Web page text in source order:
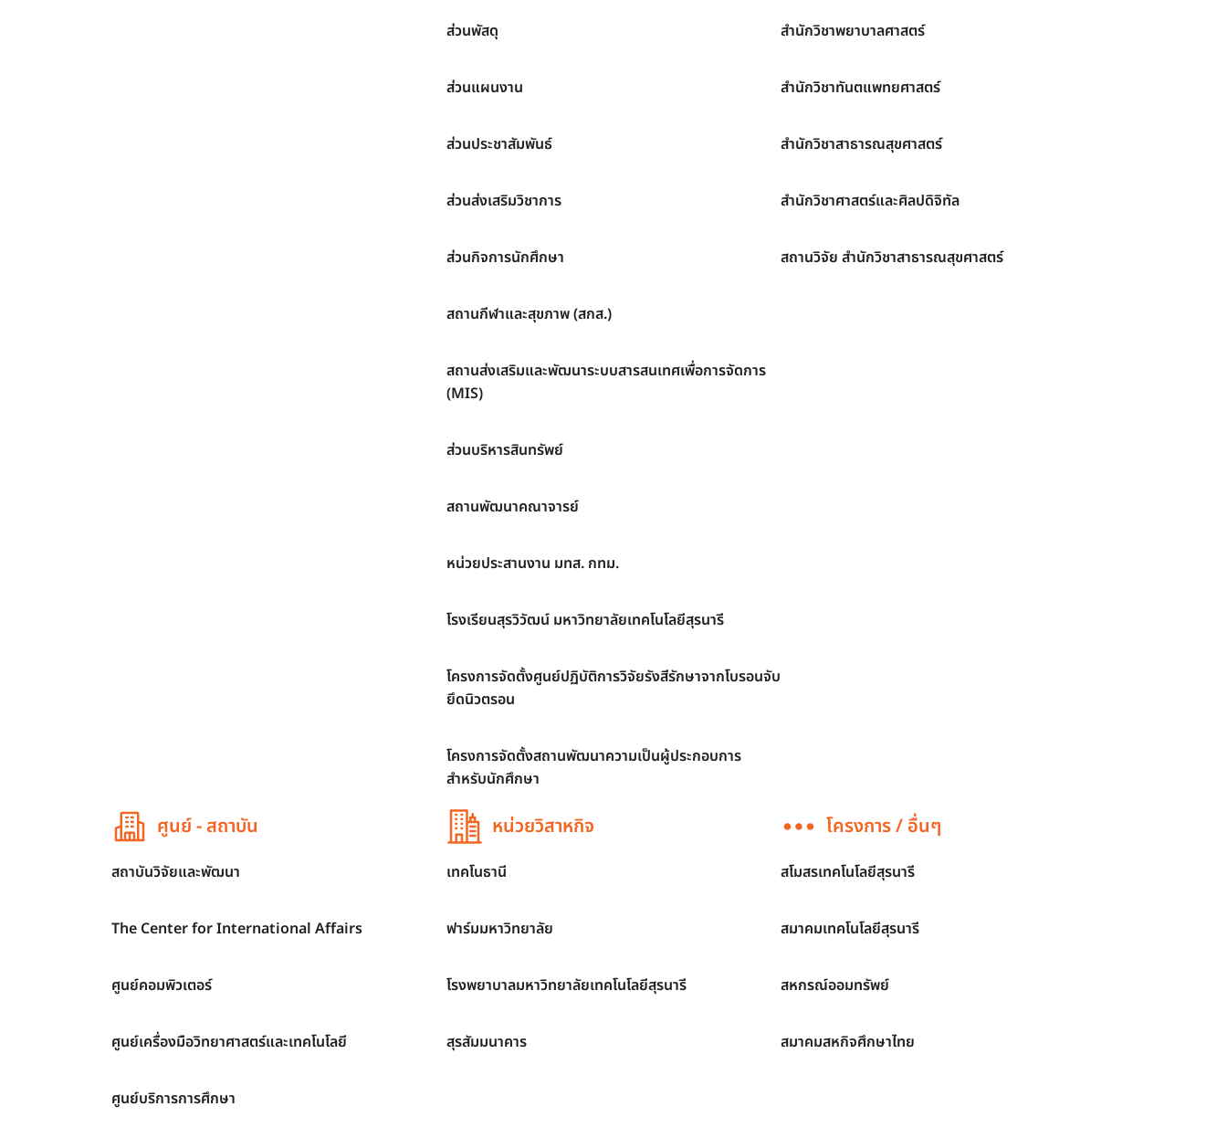
ส่วนพัสดุ
ส่วนแผนงาน
ส่วนประชาสัมพันธ์
ส่วนส่งเสริมวิชาการ
ส่วนกิจการนักศึกษา
สถานกีฬาและสุขภาพ (สกส.)
สถานส่งเสริมและพัฒนาระบบสารสนเทศเพื่อการจัดการ
(MIS)
ส่วนบริหารสินทรัพย์
สถานพัฒนาคณาจารย์
หน่วยประสานงาน มทส. กทม.
โรงเรียนสุรวิวัฒน์ มหาวิทยาลัยเทคโนโลยีสุรนารี
โครงการจัดตั้งศูนย์ปฏิบัติการวิจัยรังสีรักษาจากโบรอนจับ
ยึดนิวตรอน
โครงการจัดตั้งสถานพัฒนาความเป็นผู้ประกอบการ
สำหรับนักศึกษา
สำนักวิชาพยาบาลศาสตร์
สำนักวิชาทันตแพทยศาสตร์
สำนักวิชาสาธารณสุขศาสตร์
สำนักวิชาศาสตร์และศิลปดิจิทัล
สถานวิจัย สำนักวิชาสาธารณสุขศาสตร์
ศูนย์ - สถาบัน
สถาบันวิจัยและพัฒนา
The Center for International Affairs
ศูนย์คอมพิวเตอร์
ศูนย์เครื่องมือวิทยาศาสตร์และเทคโนโลยี
ศูนย์บริการการศึกษา
หน่วยวิสาหกิจ
เทคโนธานี
ฟาร์มมหาวิทยาลัย
โรงพยาบาลมหาวิทยาลัยเทคโนโลยีสุรนารี
สุรสัมมนาคาร
โครงการ / อื่นๆ
สโมสรเทคโนโลยีสุรนารี
สมาคมเทคโนโลยีสุรนารี
สหกรณ์ออมทรัพย์
สมาคมสหกิจศึกษาไทย